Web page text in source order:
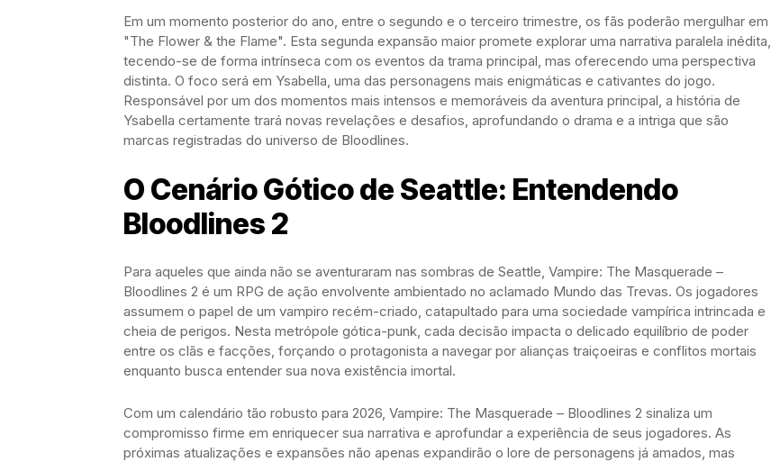
Em um momento posterior do ano, entre o segundo e o terceiro trimestre, os fãs poderão mergulhar em
"The Flower & the Flame". Esta segunda expansão maior promete explorar uma narrativa paralela inédita,
tecendo-se de forma intrínseca com os eventos da trama principal, mas oferecendo uma perspectiva
distinta. O foco será em Ysabella, uma das personagens mais enigmáticas e cativantes do jogo.
Responsável por um dos momentos mais intensos e memoráveis da aventura principal, a história de
Ysabella certamente trará novas revelações e desafios, aprofundando o drama e a intriga que são
marcas registradas do universo de Bloodlines.
O Cenário Gótico de Seattle: Entendendo
Bloodlines 2
Para aqueles que ainda não se aventuraram nas sombras de Seattle, Vampire: The Masquerade –
Bloodlines 2 é um RPG de ação envolvente ambientado no aclamado Mundo das Trevas. Os jogadores
assumem o papel de um vampiro recém-criado, catapultado para uma sociedade vampírica intrincada e
cheia de perigos. Nesta metrópole gótica-punk, cada decisão impacta o delicado equilíbrio de poder
entre os clãs e facções, forçando o protagonista a navegar por alianças traiçoeiras e conflitos mortais
enquanto busca entender sua nova existência imortal.
Com um calendário tão robusto para 2026, Vampire: The Masquerade – Bloodlines 2 sinaliza um
compromisso firme em enriquecer sua narrativa e aprofundar a experiência de seus jogadores. As
próximas atualizações e expansões não apenas expandirão o lore de personagens já amados, mas